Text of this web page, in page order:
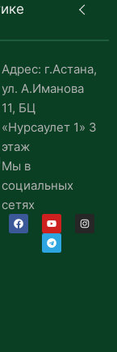
Адрес: г.Астана,
ул. А.Иманова
11, БЦ
«Нурсаулет 1» 3
этаж
Мы в
социальных
сетях